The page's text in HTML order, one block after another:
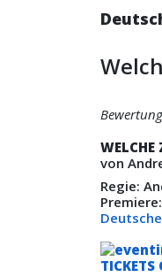
WELCHE
von
Regie:
TICKETS